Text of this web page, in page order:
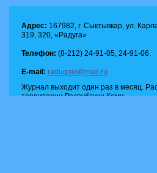
Адрес: 167982, г. Сыктывкар, ул.
319, 320, «Радуга»
Телефон: (8-212) 24-91-05, 24-91-06.
E-mail: radugnie@mail.ru
Журнал выходит один раз в месяц.
территории Республики Коми.